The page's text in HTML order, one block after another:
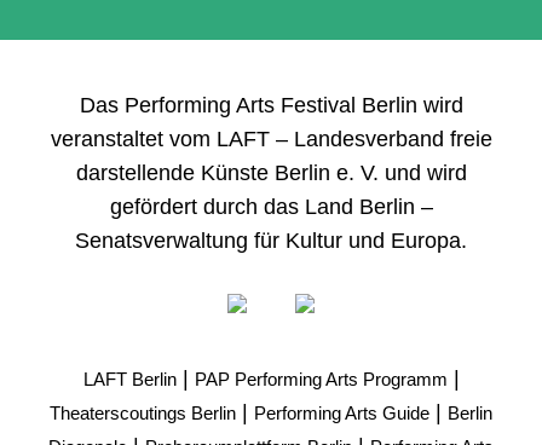
Das Performing Arts Festival Berlin wird
veranstaltet vom LAFT – Landesverband freie
darstellende Künste Berlin e. V. und wird
gefördert durch das Land Berlin –
Senatsverwaltung für Kultur und Europa.
LAFT Berlin| PAP Performing Arts Programm
Theaterscoutings Berlin Performing Arts Guide
Berlin